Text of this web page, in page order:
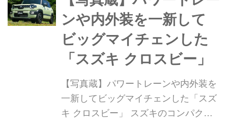
テリアについても新たな趣向が凝らさ
れているようだ。
ンや内外装を一新して
ビッグマイチェンした
「スズキ クロスビー」
【写真蔵】パワートレーンや内外装を
一新してビッグマイチェンした「スズ
キ クロスビー」 スズキのコンパクト